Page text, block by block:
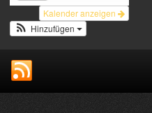
Kalender anzeigen
Hinzufügen